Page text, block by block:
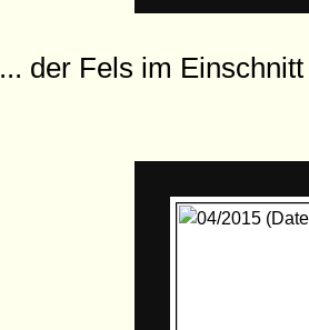
... der Fels im